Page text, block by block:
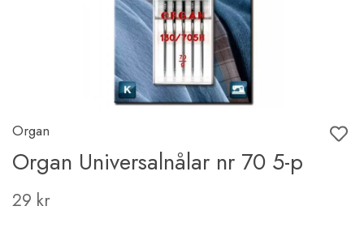
Organ
Organ Universalnålar nr 70 5-p
29 kr